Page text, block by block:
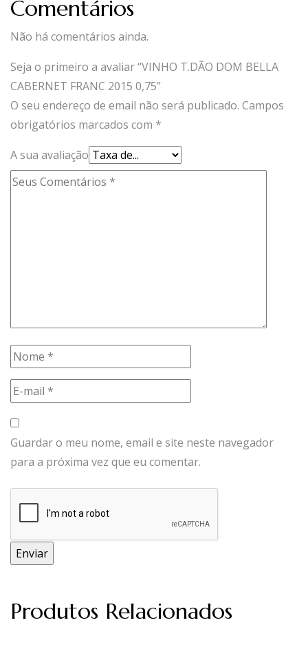
Comentários
Não há comentários ainda.
Seja o primeiro a avaliar “VINHO T.DÃO DOM BELLA
CABERNET FRANC 2015 0,75”
O seu endereço de email não será publicado. Campos
obrigatórios marcados com *
A sua avaliação
Guardar o meu nome, email e site neste navegador
para a próxima vez que eu comentar.
Produtos Relacionados